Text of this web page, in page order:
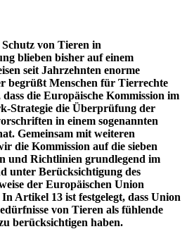
von Tieren in
blieben bisher auf einem
seit Jahrzehnten enorme
begrüßt Menschen für Tierrechte
die Europäische Kommission im
Strategie die Überprüfung der
in einem sogenannten
Gemeinsam mit weiteren
die Kommission auf die sieben
und Richtlinien grundlegend im
unter Berücksichtigung des
der Europäischen Union
Artikel 13 ist festgelegt, dass Union
von Tieren als fühlende
berücksichtigen haben.